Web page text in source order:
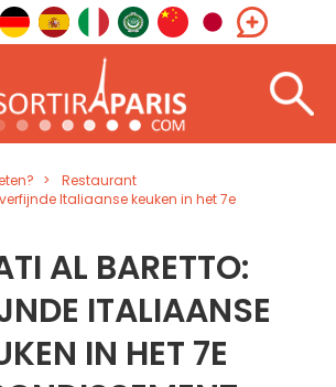
Restaurant
Italiaanse keuken in het 7e
AL BARETTO:
ITALIAANSE
IN HET 7E